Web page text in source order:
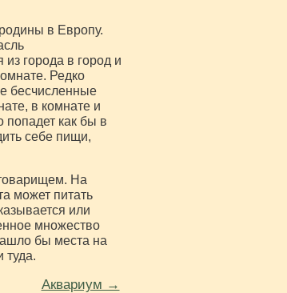
в Европу.
города в город и
Редко
бесчисленные
в комнате и
попадет как бы в
себе пищи,
На
может питать
или
множество
бы места на
туда.
Аквариум →